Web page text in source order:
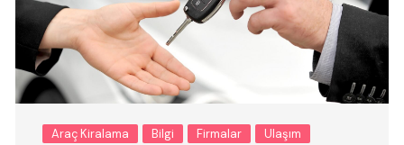
Araç Kiralama Bilgi Firmalar Ulaşım